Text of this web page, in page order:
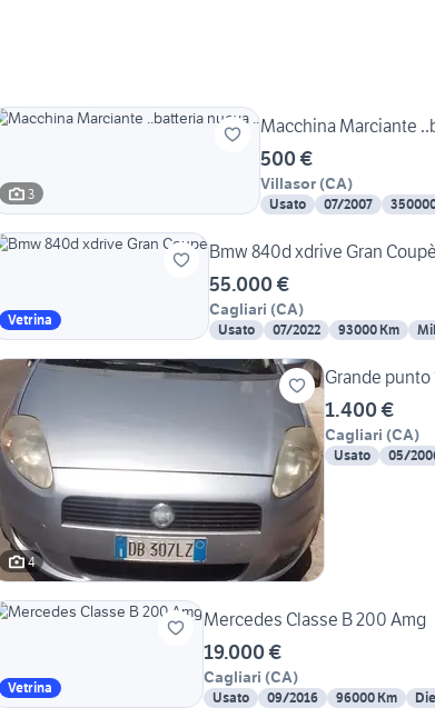
3
Macchina Marciante
500 €
Villasor (CA)
Usato 07/2007
Vetrina
Bmw 840d xdrive Gran Coupè
55.000 €
Cagliari (CA)
Usato 07/2022 93000 Km
4
Grande
1.400 €
Cagliari (CA)
Usato 05/
Vetrina
Mercedes Classe B 200 Amg
19.000 €
Cagliari (CA)
Usato 09/2016 96000 Km